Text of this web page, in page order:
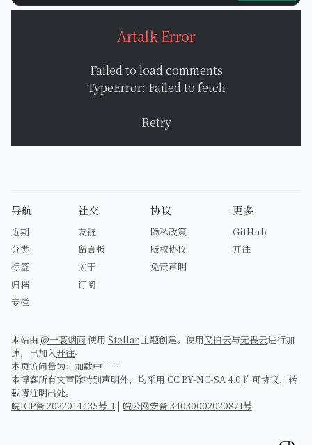
Artalk Error
Failed to load comments
TypeError: Failed to fetch
Retry
导航
近期
分类
标签
归档
专栏
社交
友链
留言板
关于
订阅
协议
隐私政策
版权协议
免责声明
更多
GitHub
开往
本站由 @一蓑烟雨使用 Stellar 主题创建。使用又拍云与无畏云进行加
速，已加入开往。
本页访问量为： 加载中……
本博客所有文章除特别声明外，均采用 CC BY-NC-SA 4.0 许可协议，转
载请注明出处。
皖ICP备 2022014435号-1 | 皖公网安备 34030002020871号